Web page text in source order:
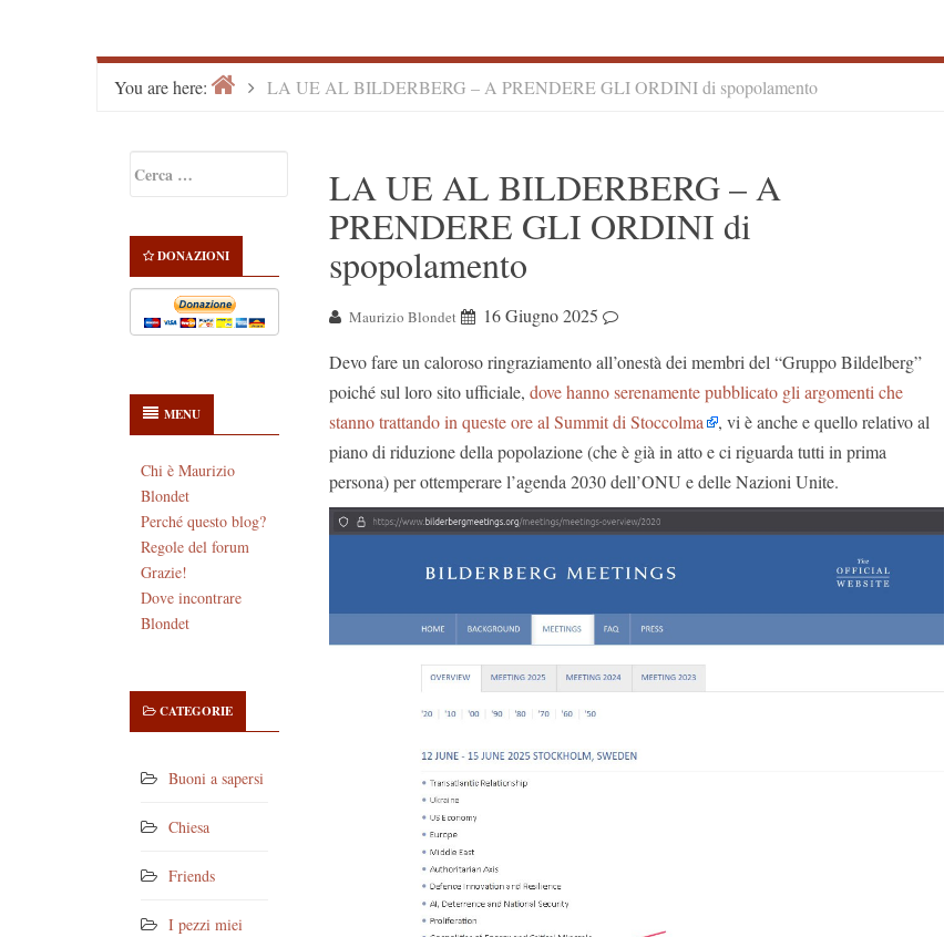
You are here: HomeLA UE AL BILDERBERG – A PRENDERE GLI ORDINI di spopolamento
Sidebar
per:
DONAZIONI
MENU
Chi è Maurizio
Blondet
Perché questo blog?
Regole del forum
Grazie!
Dove incontrare
Blondet
CATEGORIE
Buoni a sapersi
Chiesa
Friends
I pezzi miei
LA UE AL BILDERBERG – A
PRENDERE GLI ORDINI di
spopolamento
Maurizio Blondet
16 Giugno 2025
Devo fare un caloroso ringraziamento all’onestà dei membri del “Gruppo Bildelberg”
poiché sul loro sito ufficiale, dove hanno serenamente pubblicato gli argomenti che
stanno trattando in queste ore al Summit di Stoccolma
, vi è anche e quello relativo al
piano di riduzione della popolazione (che è già in atto e ci riguarda tutti in prima
persona) per ottemperare l’agenda 2030 dell’ONU e delle Nazioni Unite.